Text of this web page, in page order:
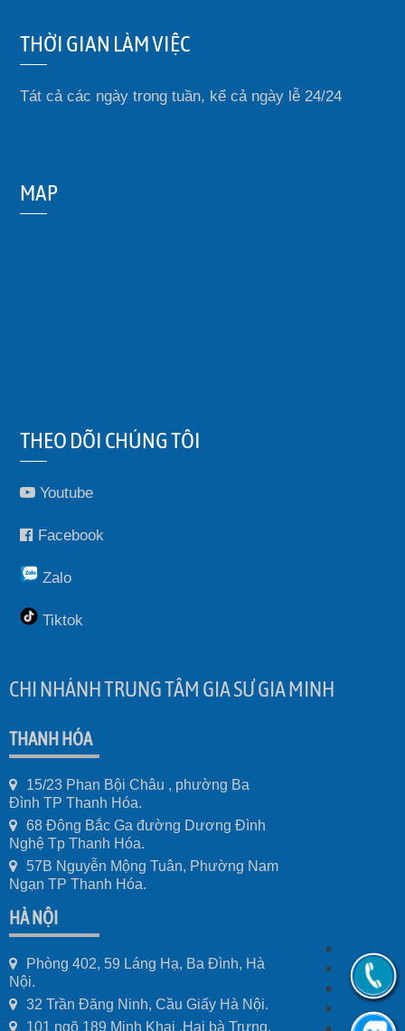
THỜI GIAN LÀM VIỆC
Tát cả các ngày trong tuần, kể cả ngày lễ 24/24
MAP
THEO DÕI CHÚNG TÔI
Youtube
Facebook
Zalo
Tiktok
CHI NHÁNH TRUNG TÂM GIA SƯ GIA MINH
THANH HÓA
15/23 Phan Bội Châu , phường Ba
Đình TP Thanh Hóa.
68 Đông Bắc Ga đường Dương Đình
Nghệ Tp Thanh Hóa.
57B Nguyễn Mộng Tuân, Phường Nam
Ngạn TP Thanh Hóa.
HÀ NỘI
Phòng 402, 59 Láng Hạ, Ba Đình, Hà
Nội.
32 Trần Đăng Ninh, Cầu Giấy Hà Nội.
101 ngõ 189 Minh Khai ,Hai bà Trưng,